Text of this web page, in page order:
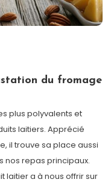
du fromage
plus polyvalents et
laitiers. Apprécié
il trouve sa place aussi
nos repas principaux.
laitier a à nous offrir sur